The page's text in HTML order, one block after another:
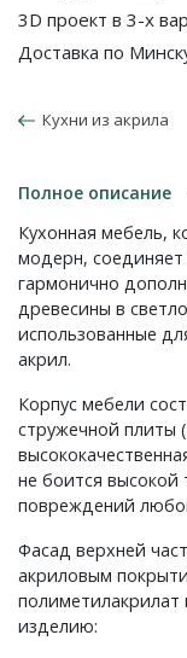
3D проект в 3-х
Доставка по
Кухни из акрила
Полное описание
Кухонная мебель,
модерн, соединяет
гармонично
древесины в
использованные
акрил.
Корпус мебели
стружечной плиты
не боится высокой
повреждений
Фасад верхней
акриловым
изделию: